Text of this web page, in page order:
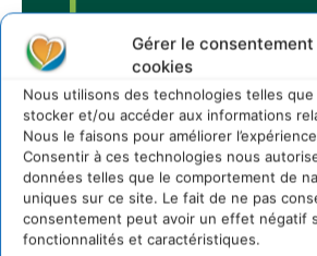
Gérer le consentement
cookies
Nous utilisons des technologies telles
stocker et/ou accéder aux informations
Nous le faisons pour améliorer
Consentir à ces technologies nous
données telles que le comportement de
uniques sur ce site. Le fait de ne pas
consentement peut avoir un effet négatif
fonctionnalités et caractéristiques.